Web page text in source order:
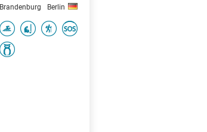
Brandenburg Berlin